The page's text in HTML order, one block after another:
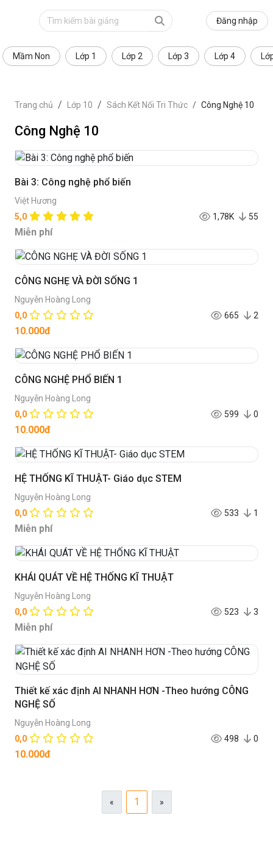
Đăng nhập
Mầm Non Lớp 1 Lớp 2 Lớp 3 Lớp 4
Trang chủ Lớp 10 Sách Kết Nối Tri Thức Công Nghệ 10
Công Nghệ 10
Bài 3: Công nghệ phổ biến
Việt Hương
5,0
1,78K 55
Miễn phí
CÔNG NGHẸ VÀ ĐỜI SỐNG 1
Nguyễn Hoàng Long
0,0
665 2
10.000đ
CÔNG NGHỆ PHỔ BIẾN 1
Nguyễn Hoàng Long
0,0
599 0
10.000đ
HỆ THỐNG KĨ THUẬT- Giáo dục STEM
Nguyễn Hoàng Long
0,0
533 1
Miễn phí
KHÁI QUÁT VỀ HỆ THỐNG KĨ THUẬT
Nguyễn Hoàng Long
0,0
523 3
Miễn phí
Thiết kế xác định AI NHANH HƠN -Theo hướng CÔNG
NGHỆ SỐ
Nguyễn Hoàng Long
0,0
498 0
10.000đ
« 1 »